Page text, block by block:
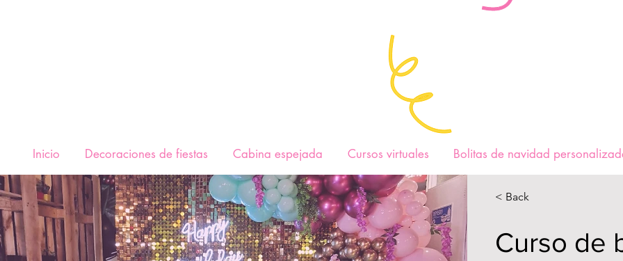
< Back
Curso de
Inicio Decoraciones de fiestas Cabina espejada Cursos virtuales Bolitas de navidad